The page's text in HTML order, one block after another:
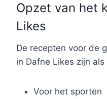
Opzet van het
Likes
De recepten voor de
in Dafne Likes zijn
Voor het sporten